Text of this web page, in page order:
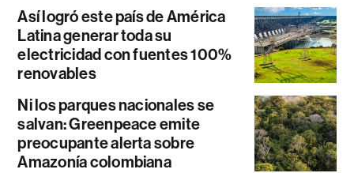
Así logró este país de América
Latina generar toda su
electricidad con fuentes 100%
renovables
Ni los parques nacionales se
salvan: Greenpeace emite
preocupante alerta sobre
Amazonía colombiana